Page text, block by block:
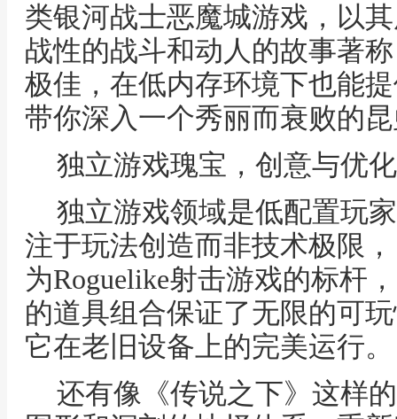
类银河战士恶魔城游戏，以
战性的战斗和动人的故事著
极佳，在低内存环境下也能
带你深入一个秀丽而衰败的
独立游戏瑰宝，创意与优
独立游戏领域是低配置玩
注于玩法创造而非技术极限
为Roguelike射击游戏的标杆
的道具组合保证了无限的可
它在老旧设备上的完美运行。
还有像《传说之下》这样